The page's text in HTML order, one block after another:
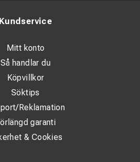
Kundservice
Mitt konto
Så handlar du
Köpvillkor
Söktips
Reklamation
garanti
& Cookies